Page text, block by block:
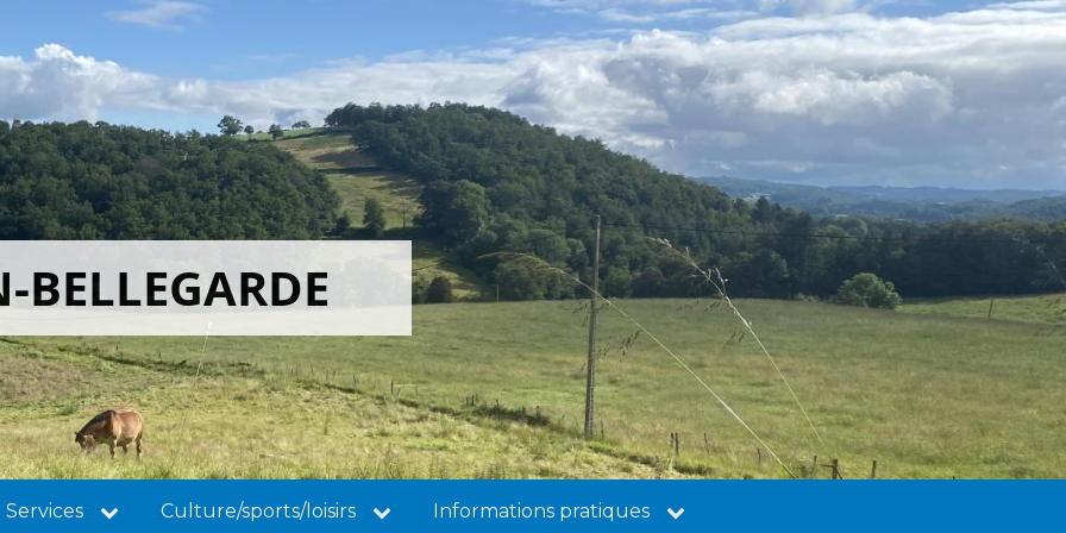
Services Culture/sports/loisirs Informations pratiques